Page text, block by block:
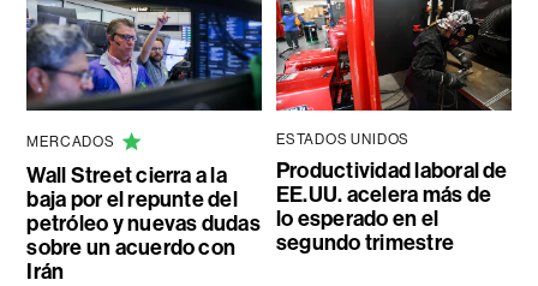
MERCADOS
Wall Street cierra a la
baja por el repunte del
petróleo y nuevas dudas
sobre un acuerdo con
Irán
ESTADOS UNIDOS
Productividad laboral de
EE.UU. acelera más de
lo esperado en el
segundo trimestre